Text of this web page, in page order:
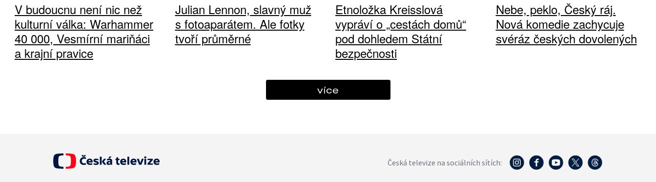
V budoucnu není nic než
kulturní válka: Warhammer
40 000, Vesmírní mariňáci
a krajní pravice
Julian Lennon, slavný muž
s fotoaparátem. Ale fotky
tvoří průměrné
Etnoložka Kreisslová
vypráví o „cestách domů“
pod dohledem Státní
bezpečnosti
Nebe, peklo, Český ráj.
Nová komedie zachycuje
svéráz českých dovolených
více
Česká televize na sociálních sítích: